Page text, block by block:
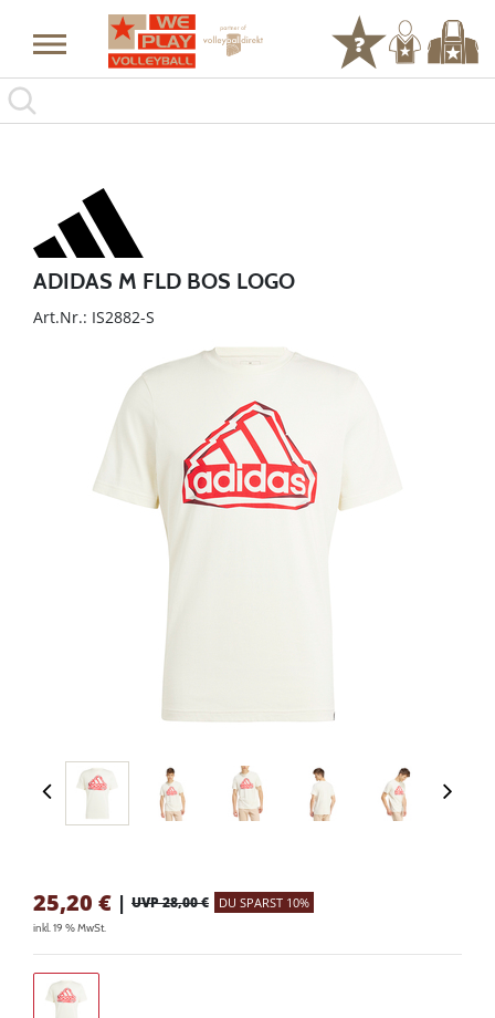
ADIDAS M FLD BOS LOGO
Art.Nr.: IS2882-S
25,20 € | UVP 28,00 € DU SPARST 10%
inkl. 19 % MwSt.